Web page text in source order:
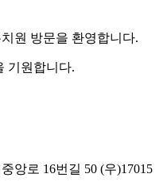
원 방문을 환영합니다.
기원합니다.
앙로 16번길 50 (우)17015